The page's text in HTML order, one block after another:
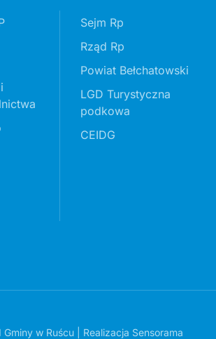
Sejm Rp
Rząd Rp
Powiat Bełchatowski
LGD Turystyczna
podkowa
CEIDG
w Ruścu | Realizacja Sensorama